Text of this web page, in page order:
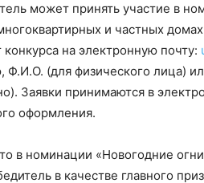
может принять участие в
и частных
конкурса на электронную почту:
Ф.И.О. (для физического лица)
Заявки принимаются в
оформления.
в номинации «Новогодние
в качестве главного